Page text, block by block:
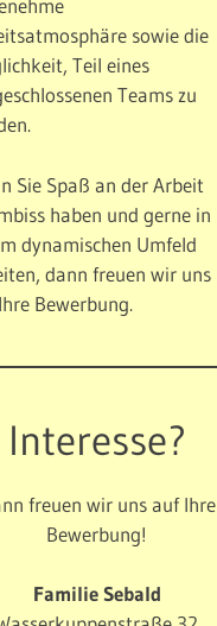
sowie die
Teil eines
Teams zu
Sie Spaß an der Arbeit
haben und gerne in
dynamischen Umfeld
dann freuen wir uns
Bewerbung.
Interesse?
freuen wir uns auf Ihre
Bewerbung!
Familie Sebald